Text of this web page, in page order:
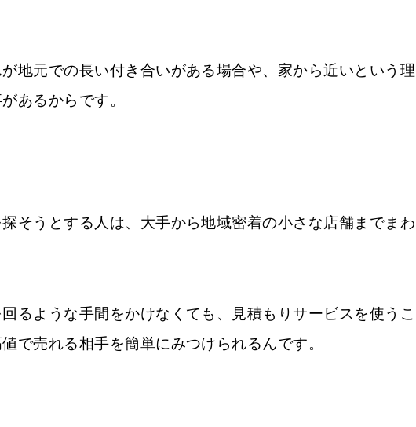
地元での長い付き合いがある場合や、家から近いという理
あるからです。
そうとする人は、大手から地域密着の小さな店舗までまわ
るような手間をかけなくても、見積もりサービスを使うこ
で売れる相手を簡単にみつけられるんです。